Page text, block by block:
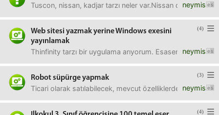
neymis
Tuscon, nissan, kadjar tarzı neler var.Nissan qasqai
(4)
Web sitesi yazmak yerine Windows exesini
yayınlamak
neymis
Thinfinity tarzı bir uygulama arıyorum. Esasen Windows
(3)
Robot süpürge yapmak
neymis
Ticari olarak satılabilecek, mevcut özelliklerde beklentileri
(4)